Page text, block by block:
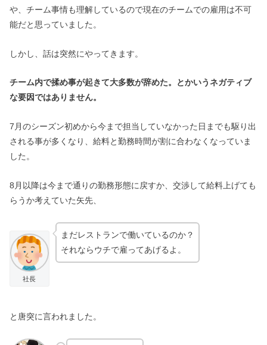
や、チーム事情も理解しているので現在のチームでの雇用は不可
能だと思っていました。
しかし、話は突然にやってきます。
チーム内で揉め事が起きて大多数が辞めた。とかいうネガティブ
な要因ではありません。
7月のシーズン初めから今まで担当していなかった日までも駆り出
される事が多くなり、給料と勤務時間が割に合わなくなっていま
した。
8月以降は今まで通りの勤務形態に戻すか、交渉して給料上げても
らうか考えていた矢先、
社長
まだレストランで働いているのか？
それならウチで雇ってあげるよ。
と唐突に言われました。